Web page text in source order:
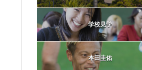
学校見学
本田圭佑